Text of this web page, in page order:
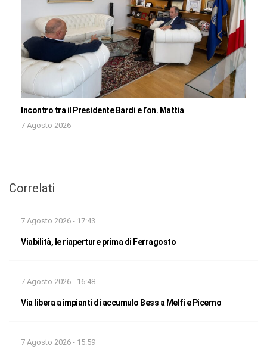
Incontro tra il Presidente Bardi e l’on. Mattia
7 Agosto 2026
Correlati
7 Agosto 2026 - 17:43
Viabilità, le riaperture prima di Ferragosto
7 Agosto 2026 - 16:48
Via libera a impianti di accumulo Bess a Melfi e Picerno
7 Agosto 2026 - 15:59